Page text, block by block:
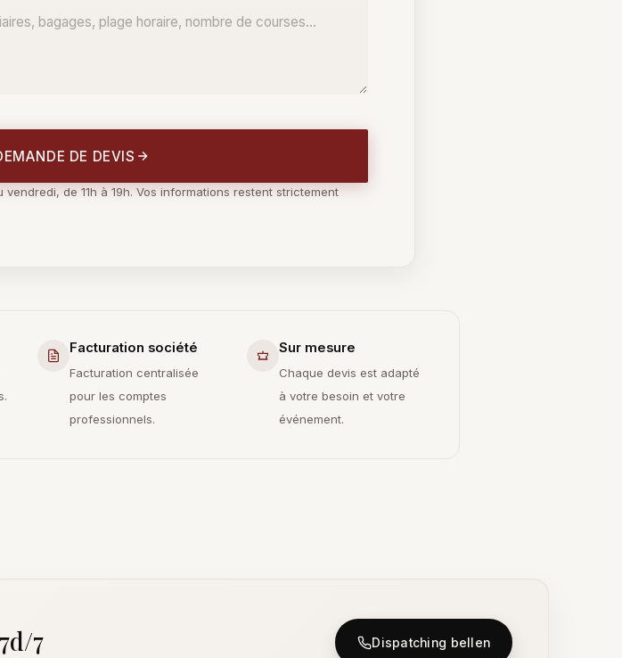
DE DEVIS
de 11h à 19h. Vos informations restent strictement
Facturation société
Facturation centralisée
pour les comptes
professionnels.
Sur mesure
Chaque devis est adapté
à votre besoin et votre
événement.
7 Dispatching bellen